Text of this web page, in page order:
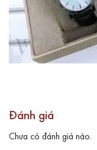
Đánh giá
Chưa có đánh giá nào.